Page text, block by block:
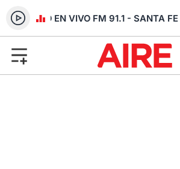
RADIO EN VIVO FM 91.1 - SANTA FE